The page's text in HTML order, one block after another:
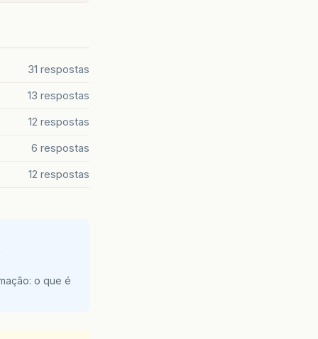
31 respostas
13 respostas
12 respostas
6 respostas
12 respostas
o que é